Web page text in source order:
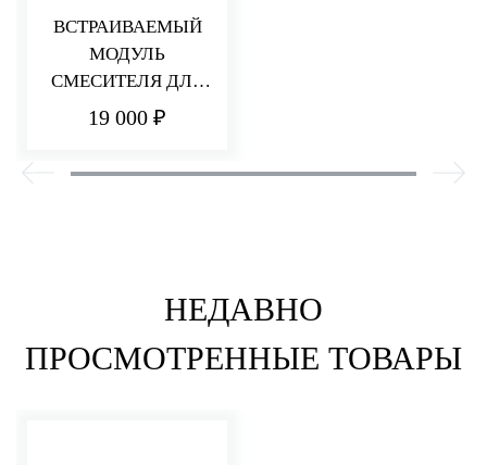
ВСТРАИВАЕМЫЙ
МОДУЛЬ
СМЕСИТЕЛЯ ДЛЯ
РАКОВИНЫ/ДУША
19 000 ₽
НЕДАВНО
ПРОСМОТРЕННЫЕ ТОВАРЫ